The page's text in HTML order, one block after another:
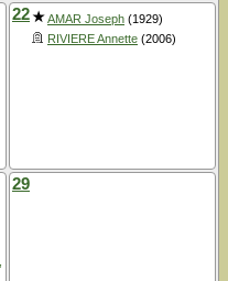
22 AMAR Joseph (1929)
RIVIERE Annette (2006)
29